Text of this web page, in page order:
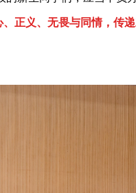
正义、无畏与同情，传